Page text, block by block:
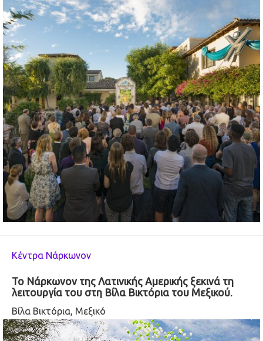
Κέντρα Νάρκωνον
Το Νάρκωνον της Λατινικής Αμερικής ξεκινά τη
λειτουργία του στη Βίλα Βικτόρια του Μεξικού.
Βίλα Βικτόρια, Μεξικό